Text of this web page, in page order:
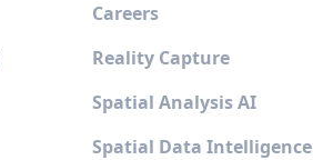
Careers
Reality Capture
Spatial Analysis AI
Spatial Data Intelligence